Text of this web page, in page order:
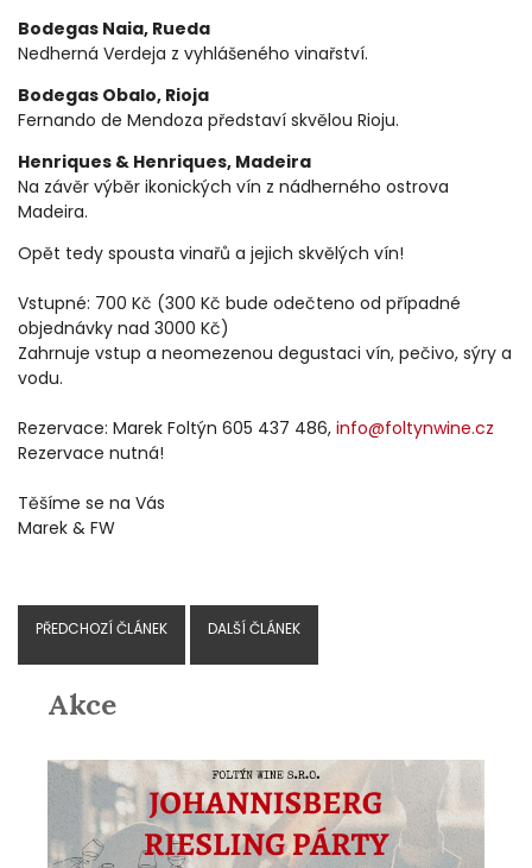
Bodegas Naia, Rueda
Nedherná Verdeja z vyhlášeného vinařství.
Bodegas Obalo, Rioja
Fernando de Mendoza představí skvělou Rioju.
Henriques & Henriques, Madeira
Na závěr výběr ikonických vín z nádherného ostrova
Madeira.
Opět tedy spousta vinařů a jejich skvělých vín!
Vstupné: 700 Kč (300 Kč bude odečteno od případné
objednávky nad 3000 Kč)
Zahrnuje vstup a neomezenou degustaci vín, pečivo, sýry a
vodu.
Rezervace: Marek Foltýn 605 437 486, info@foltynwine.cz
Rezervace nutná!
Těšíme se na Vás
Marek & FW
PŘEDCHOZÍ ČLÁNEK DALŠÍ ČLÁNEK
Akce